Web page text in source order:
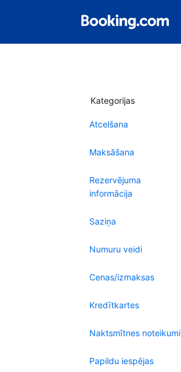
Kategorijas
Atcelšana
Maksāšana
Rezervējuma
informācija
Saziņa
Numuru veidi
Cenas/izmaksas
Kredītkartes
Naktsmītnes noteikumi
Papildu iespējas